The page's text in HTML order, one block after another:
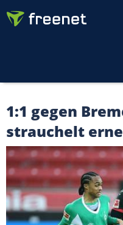
1:1 gegen
strauchelt